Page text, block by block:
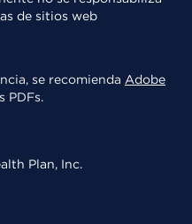
de sitios web
se recomienda Adobe
PDFs.
Plan, Inc.